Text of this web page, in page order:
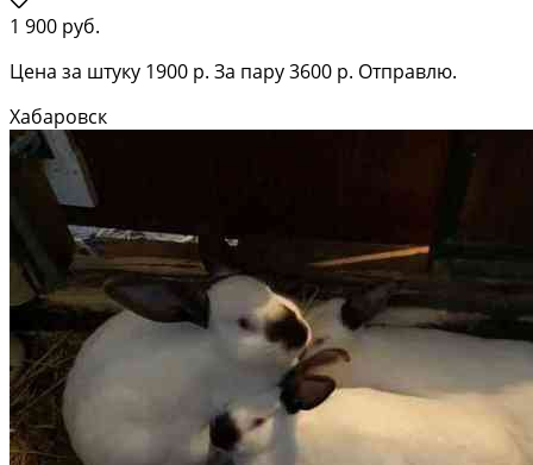
1 900 руб.
Цена за штуку 1900 р. За пару 3600 р. Отправлю.
Хабаровск